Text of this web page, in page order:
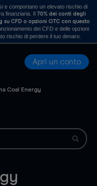
e comportano un elevato rischio di
finanziaria. Il70% dei conti degli
CFD o opzioni OTC con questo
dei CFD e delle opzioni
rischio di perdere il tuo denaro.
Apri un conto
Coal Energy